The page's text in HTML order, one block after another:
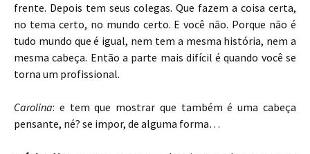
frente. Depois tem seus colegas. Que fazem a coisa certa,
no tema certo, no mundo certo. E você não. Porque não é
tudo mundo que é igual, nem tem a mesma história, nem a
mesma cabeça. Então a parte mais difícil é quando você se
torna um profissional.
Carolina: e tem que mostrar que também é uma cabeça
pensante, né? se impor, de alguma forma…